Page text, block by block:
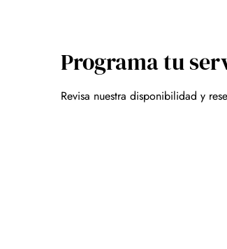
Programa tu
Revisa nuestra disponibilidad y